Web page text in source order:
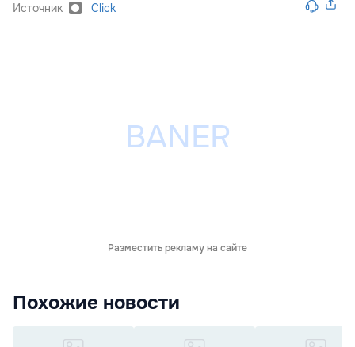
Источник Click
Разместить рекламу на сайте
Похожие новости